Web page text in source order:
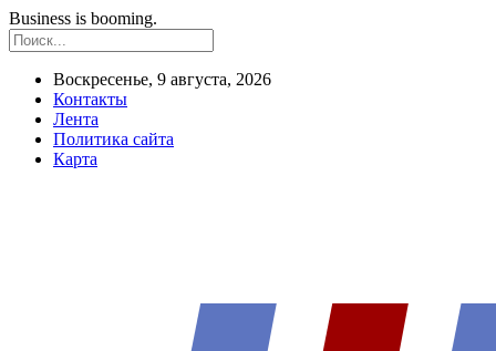
Business is booming.
Воскресенье, 9 августа, 2026
Контакты
Лента
Политика сайта
Карта